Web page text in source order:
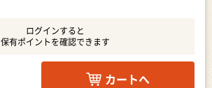
ログインすると
保有ポイントを確認できます
カートへ